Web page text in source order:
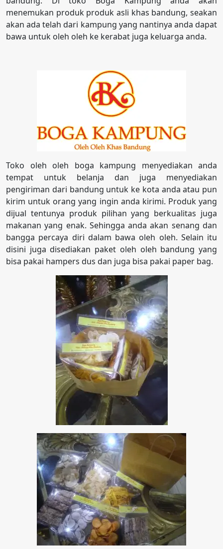
menemukan produk produk asli khas bandung, seakan
akan ada telah dari kampung yang nantinya anda dapat
bawa untuk oleh oleh ke kerabat juga keluarga anda.
Toko oleh oleh boga kampung menyediakan anda
tempat untuk belanja dan juga menyediakan
pengiriman dari bandung untuk ke kota anda atau pun
kirim untuk orang yang ingin anda kirimi. Produk yang
dijual tentunya produk pilihan yang berkualitas juga
makanan yang enak. Sehingga anda akan senang dan
bangga percaya diri dalam bawa oleh oleh. Selain itu
disini juga disediakan paket oleh oleh bandung yang
bisa pakai hampers dus dan juga bisa pakai paper bag.